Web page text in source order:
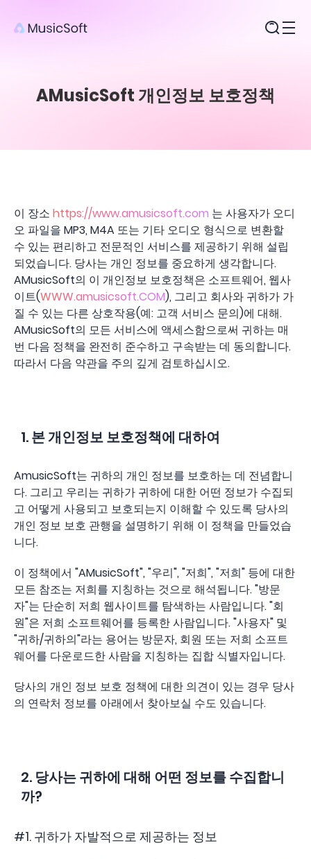
AMusicSoft 개인정보 보호정책
이 장소 https://www.amusicsoft.com 는 사용자가 오디
오 파일을 MP3, M4A 또는 기타 오디오 형식으로 변환할
수 있는 편리하고 전문적인 서비스를 제공하기 위해 설립
되었습니다. 당사는 개인 정보를 중요하게 생각합니다.
AMusicSoft의 이 개인정보 보호정책은 소프트웨어, 웹사
이트(WWW.amusicsoft.COM), 그리고 회사와 귀하가 가
질 수 있는 다른 상호작용(예: 고객 서비스 문의)에 대해.
AMusicSoft의 모든 서비스에 액세스함으로써 귀하는 매
번 다음 정책을 완전히 준수하고 구속받는 데 동의합니다.
따라서 다음 약관을 주의 깊게 검토하십시오.
1. 본 개인정보 보호정책에 대하여
AmusicSoft는 귀하의 개인 정보를 보호하는 데 전념합니
다. 그리고 우리는 귀하가 귀하에 대한 어떤 정보가 수집되
고 어떻게 사용되고 보호되는지 이해할 수 있도록 당사의
개인 정보 보호 관행을 설명하기 위해 이 정책을 만들었습
니다.
이 정책에서 "AMusicSoft", "우리", "저희", "저희" 등에 대한
모든 참조는 저희를 지칭하는 것으로 해석됩니다. "방문
자"는 단순히 저희 웹사이트를 탐색하는 사람입니다. "회
원"은 저희 소프트웨어를 등록한 사람입니다. "사용자" 및
"귀하/귀하의"라는 용어는 방문자, 회원 또는 저희 소프트
웨어를 다운로드한 사람을 지칭하는 집합 식별자입니다.
당사의 개인 정보 보호 정책에 대한 의견이 있는 경우 당사
의 연락처 정보를 아래에서 찾아보실 수도 있습니다.
2. 당사는 귀하에 대해 어떤 정보를 수집합니
까?
#1. 귀하가 자발적으로 제공하는 정보